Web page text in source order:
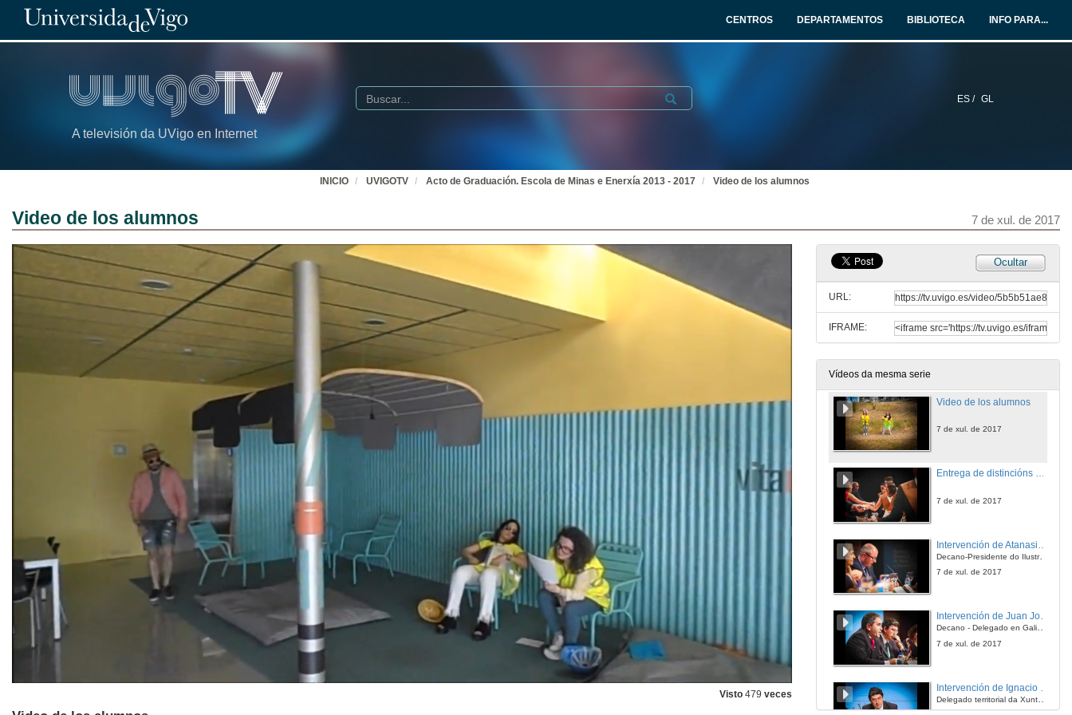
CENTROS DEPARTAMENTOS BIBLIOTECA INFO PARA...
A televisión da UVigo en Internet
ES / GL
Buscar Submit
INICIO UVIGOTV Acto de Graduación. Escola de Minas e Enerxía 2013 - 2017 Video de los alumnos
Video de los alumnos 7 de xul. de 2017
Visto 479 veces
Ocultar
URL:
IFRAME:
Vídeos da mesma serie
Intervención de Eduardo Liz Marzán
7 de xul. de 2017
Entrega de obsequios a profesores
Intervención dos representantes dos alumnos
7 de xul. de 2017
Video de los alumnos
7 de xul. de 2017
Entrega de distincións ós alumnos da promoción 2013-2017
7 de xul. de 2017
Decano-Presidente do Ilustre Colexio Oficial de Enxeñeiros Técnicos de Minas de Galicia
7 de xul. de 2017
Intervención de Juan José Iglesias Suárez
Decano - Delegado en Galicia no Colexio Oficial de Enxeñeiros de Minas do Noroeste
7 de xul. de 2017
Delegado territorial da Xunta de Galicia en Vigo